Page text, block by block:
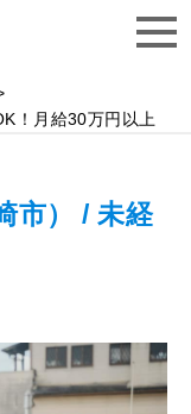
！月給30万円以上
市） / 未経